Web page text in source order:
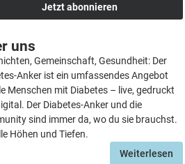
Jetzt abonnieren
uns
Gemeinschaft, Gesundheit: Der
Anker ist ein umfassendes Angebot
Menschen mit Diabetes – live, gedruckt
Der Diabetes-Anker und die
sind immer da, wo du sie brauchst.
Höhen und Tiefen.
Weiterlesen